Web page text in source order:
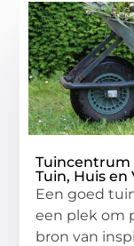
Tuincentrum
Tuin, Huis en
Een goed
een plek om
bron van